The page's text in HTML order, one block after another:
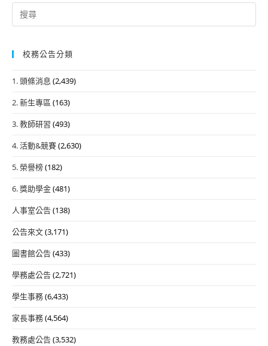
Search
for:
校務公告分類
1. 頭條消息 (2,439)
2. 新生專區 (163)
3. 教師研習 (493)
4. 活動&競賽(2,630)
5. 榮譽榜(182)
6. 獎助學金(481)
人事室公告(138)
公告來文(3,171)
圖書館公告(433)
學務處公告(2,721)
學生事務(6,433)
家長事務(4,564)
教務處公告(3,532)